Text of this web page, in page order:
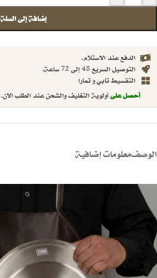
إضافة إلى السلة
الدفع عند الاستلام.
التوصيل السريع 48 إلى 72 ساعة.
التقسيط تابي و تمارا
أحصل علىأولوية التغليف والشحن عند الطلب الان.
الوصفمعلومات إضافية